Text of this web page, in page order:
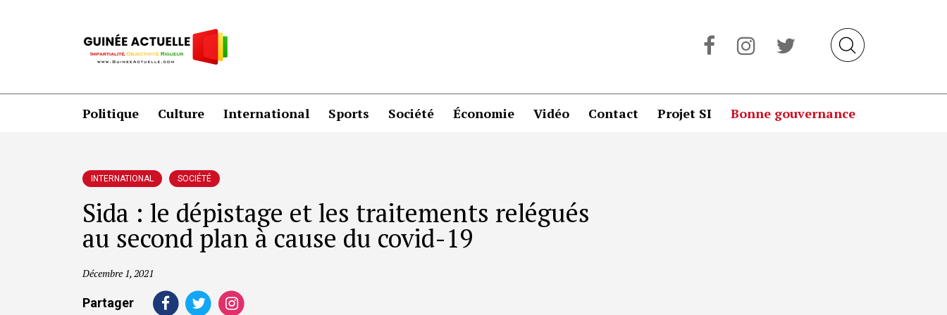
Politique Culture International Sports Société Économie Vidéo Contact Projet SI Bonne gouvernance
INTERNATIONAL SOCIÉTÉ
Sida : le dépistage et les traitements relégués
au second plan à cause du covid-19
Décembre 1, 2021
Partager